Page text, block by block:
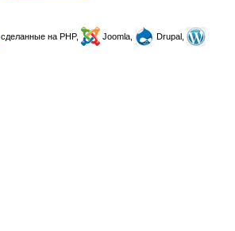
, сделанные на PHP, Joomla,
Drupal,